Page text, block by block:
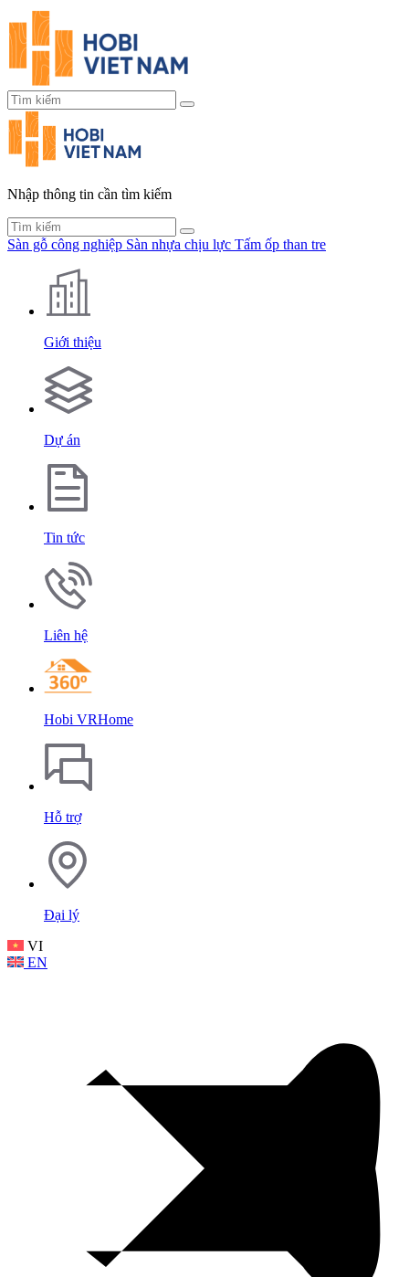
Nhập thông tin cần tìm kiếm
Sàn gỗ công nghiệp Sàn nhựa chịu lực Tấm ốp than tre
Giới thiệu
Dự án
Tin tức
Liên hệ
Hobi VRHome
Hỗ trợ
Đại lý
VI
EN